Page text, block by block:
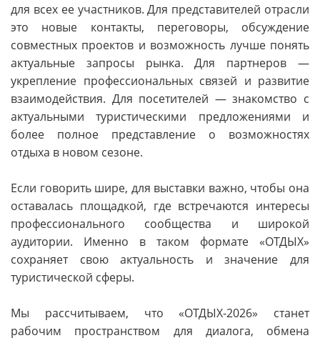
для всех ее участников. Для представителей отрасли
это новые контакты, переговоры, обсуждение
совместных проектов и возможность лучше понять
актуальные запросы рынка. Для партнеров —
укрепление профессиональных связей и развитие
взаимодействия. Для посетителей — знакомство с
актуальными туристическими предложениями и
более полное представление о возможностях
отдыха в новом сезоне.
Если говорить шире, для выставки важно, чтобы она
оставалась площадкой, где встречаются интересы
профессионального сообщества и широкой
аудитории. Именно в таком формате «ОТДЫХ»
сохраняет свою актуальность и значение для
туристической сферы.
Мы рассчитываем, что «ОТДЫХ-2026» станет
рабочим пространством для диалога, обмена